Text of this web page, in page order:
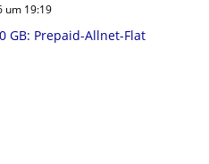
um 19:19
GB: Prepaid-Allnet-Flat